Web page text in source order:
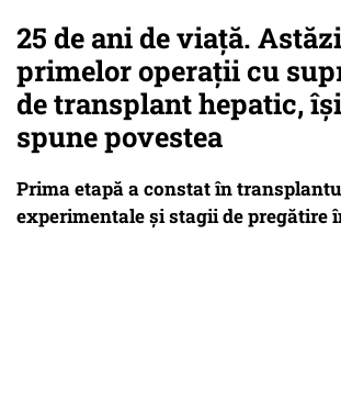
25 de ani de viață.
primelor operații cu
de transplant hepatic,
spune povestea
Prima etapă a constat în
experimentale și stagii de pregătire